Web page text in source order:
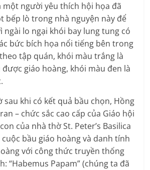
một người yêu thích hội họa đã
bếp lò trong nhà nguyện này để
ngài lo ngại khói bay lung tung có
bức bích họa nổi tiếng bên trong
tập quán, khói màu trắng là
giáo hoàng, khói màu đen là
sau khi có kết quả bầu chọn, Hồng
– chức sắc cao cấp của Giáo hội
của nhà thờ St. Peter’s Basilica
bầu giáo hoàng và danh tính
với công thức truyền thống
“Habemus Papam” (chúng ta đã